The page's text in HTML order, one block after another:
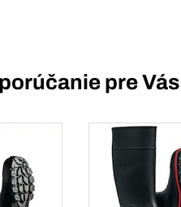
pre